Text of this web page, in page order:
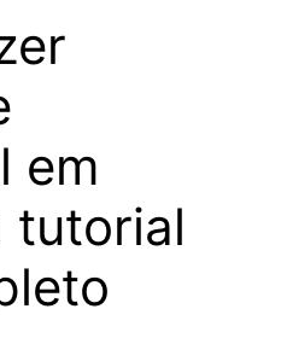
em
tutorial